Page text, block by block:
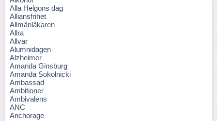
Alla Helgons dag
Alliansfrihet
Allmänläkaren
Allra
Allvar
Alumnidagen
Alzheimer
Amanda Ginsburg
Amanda Sokolnicki
Ambassad
Ambitioner
Ambivalens
ANC
Anchorage